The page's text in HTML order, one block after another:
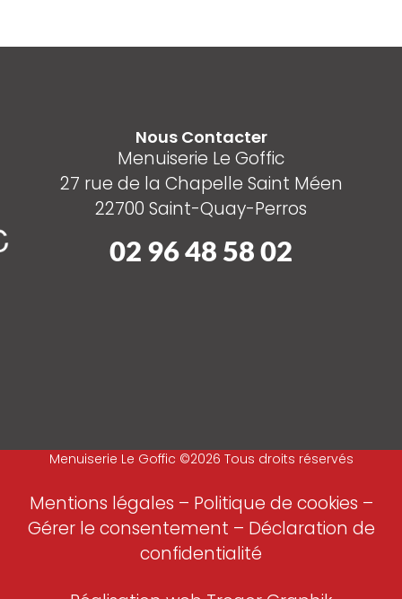
Nous Contacter
Menuiserie Le Goffic
27 rue de la Chapelle Saint Méen
22700 Saint-Quay-Perros
02 96 48 58 02
Menuiserie Le Goffic ©2026 Tous droits réservés
Mentions légales – Politique de cookies –
Gérer le consentement – Déclaration de
confidentialité